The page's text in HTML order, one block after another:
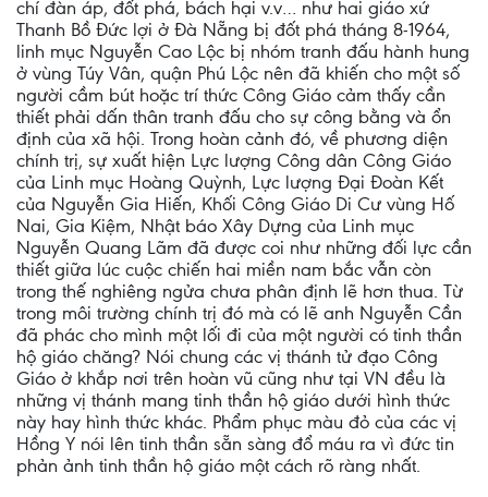
chí đàn áp, đốt phá, bách hại v.v… như hai giáo xứ
Thanh Bồ Đức lợi ở Đà Nẵng bị đốt phá tháng 8-1964,
linh mục Nguyễn Cao Lộc bị nhóm tranh đấu hành hung
ở vùng Túy Vân, quận Phú Lộc nên đã khiến cho một số
người cầm bút hoặc trí thức Công Giáo cảm thấy cần
thiết phải dấn thân tranh đấu cho sự công bằng và ổn
định của xã hội. Trong hoàn cảnh đó, về phương diện
chính trị, sự xuất hiện Lực lượng Công dân Công Giáo
của Linh mục Hoàng Quỳnh, Lực lượng Đại Đoàn Kết
của Nguyễn Gia Hiến, Khối Công Giáo Di Cư vùng Hố
Nai, Gia Kiệm, Nhật báo Xây Dựng của Linh mục
Nguyễn Quang Lãm đã được coi như những đối lực cần
thiết giữa lúc cuộc chiến hai miền nam bắc vẫn còn
trong thế nghiêng ngửa chưa phân định lẽ hơn thua. Từ
trong môi trường chính trị đó mà có lẽ anh Nguyễn Cần
đã phác cho mình một lối đi của một người có tinh thần
hộ giáo chăng? Nói chung các vị thánh tử đạo Công
Giáo ở khắp nơi trên hoàn vũ cũng như tại VN đều là
những vị thánh mang tinh thần hộ giáo dưới hình thức
này hay hình thức khác. Phẩm phục màu đỏ của các vị
Hồng Y nói lên tinh thần sẵn sàng đổ máu ra vì đức tin
phản ảnh tinh thần hộ giáo một cách rõ ràng nhất.